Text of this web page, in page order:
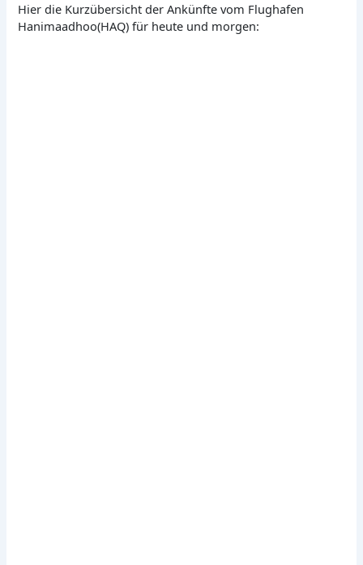
Hier die Kurzübersicht der Ankünfte vom Flughafen
Hanimaadhoo(HAQ) für heute und morgen: